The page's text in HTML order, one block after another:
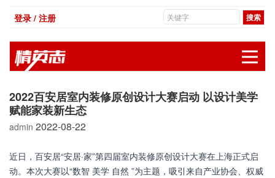
登录 / 注册
2022百安居室内装修原创设计大赛启动 以设计美学
赋能家装新生态
admin 2022-08-22
近日，百安居“安居·家”第四届室内装修原创设计大赛在上海正式启
动。本次大赛以“数智 美学 自然 ”为主题，吸引来自产业协会、权威